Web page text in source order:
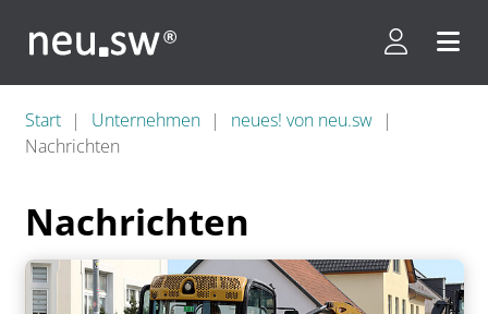
Start Unternehmen
neues! von neu.sw
Nachrichten
Nachrichten